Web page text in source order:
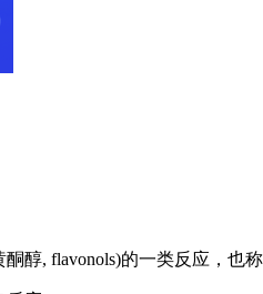
醇, flavonols)的一类反应，也